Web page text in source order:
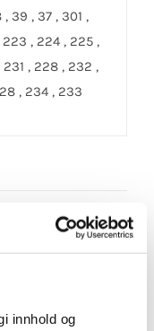
innhold og
39 , 37 , 301 ,
223 , 224 , 225 ,
, 228 , 232 ,
, 234 , 233
Tweet This Product